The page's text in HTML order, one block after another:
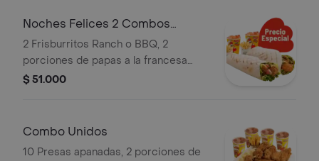
Noches Felices 2 Combos
Frisburritos
2 Frisburritos Ranch o BBQ, 2
porciones de papas a la francesa
mediana (60 g und) y 2 gaseosas (325
$ 51.000
Combo Unidos
10 Presas apanadas, 2 porciones de